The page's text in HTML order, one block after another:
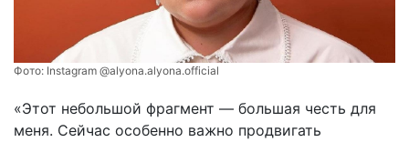
Фото: Instagram @alyona.alyona.official
«Этот небольшой фрагмент — большая честь для
меня. Сейчас особенно важно продвигать